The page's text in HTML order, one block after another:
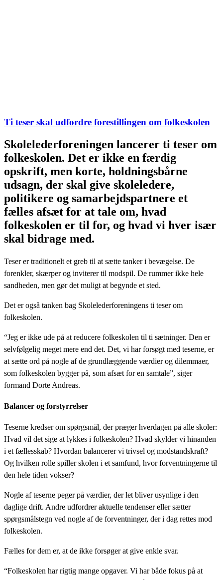
Ti teser skal udfordre forestillingen om folkeskolen
Skolelederforeningen lancerer ti teser om
folkeskolen. Det er ikke en færdig
opskrift, men korte, holdningsbårne
udsagn, der skal give skoleledere,
politikere og samarbejdspartnere et
fælles afsæt for at tale om, hvad
folkeskolen er til for, og hvad vi hver især
skal bidrage med.
Teser er traditionelt et greb til at sætte tanker i bevægelse. De
forenkler, skærper og inviterer til modspil. De rummer ikke hele
sandheden, men gør det muligt at begynde et sted.
Det er også tanken bag Skolelederforeningens ti teser om
folkeskolen.
“Jeg er ikke ude på at reducere folkeskolen til ti sætninger. Den er
selvfølgelig meget mere end det. Det, vi har forsøgt med teserne, er
at sætte ord på nogle af de grundlæggende værdier og dilemmaer,
som folkeskolen bygger på, som afsæt for en samtale”, siger
formand Dorte Andreas.
Balancer og forstyrrelser
Teserne kredser om spørgsmål, der præger hverdagen på alle skoler:
Hvad vil det sige at lykkes i folkeskolen? Hvad skylder vi hinanden
i et fællesskab? Hvordan balancerer vi trivsel og modstandskraft?
Og hvilken rolle spiller skolen i et samfund, hvor forventningerne til
den hele tiden vokser?
Nogle af teserne peger på værdier, der let bliver usynlige i den
daglige drift. Andre udfordrer aktuelle tendenser eller sætter
spørgsmålstegn ved nogle af de forventninger, der i dag rettes mod
folkeskolen.
Fælles for dem er, at de ikke forsøger at give enkle svar.
“Folkeskolen har rigtig mange opgaver. Vi har både fokus på at